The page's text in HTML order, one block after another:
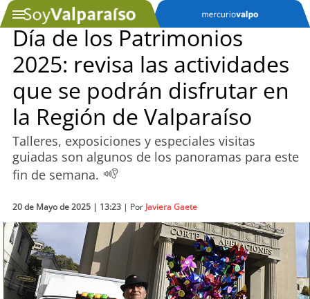
Podcast
Actualidad
Entretención
Economía
Deportes
Tecnología
Día de los Patrimonios
2025: revisa las actividades
que se podrán disfrutar en
la Región de Valparaíso
Talleres, exposiciones y especiales visitas
guiadas son algunos de los panoramas para este
fin de semana.
20 de Mayo de 2025 | 13:23 | Por Javiera Gaete